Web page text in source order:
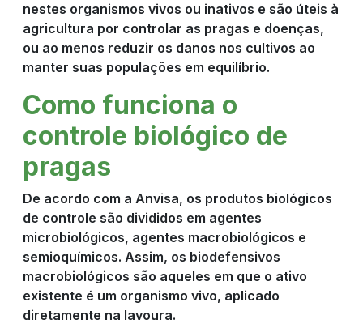
nestes organismos vivos ou inativos e são úteis à
agricultura por controlar as pragas e doenças,
ou ao menos reduzir os danos nos cultivos ao
manter suas populações em equilíbrio.
Como funciona o
controle biológico de
pragas
De acordo com a Anvisa, os produtos biológicos
de controle são divididos em agentes
microbiológicos, agentes macrobiológicos e
semioquímicos. Assim, os biodefensivos
macrobiológicos são aqueles em que o ativo
existente é um organismo vivo, aplicado
diretamente na lavoura.